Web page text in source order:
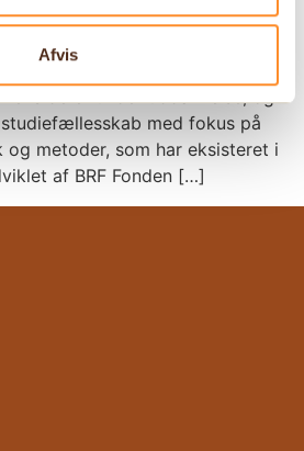
Afvis
er et unikt og
samler fremtidens
de er under uddannelse, og
med fokus på
metoder, som har eksisteret i
af BRF Fonden […]